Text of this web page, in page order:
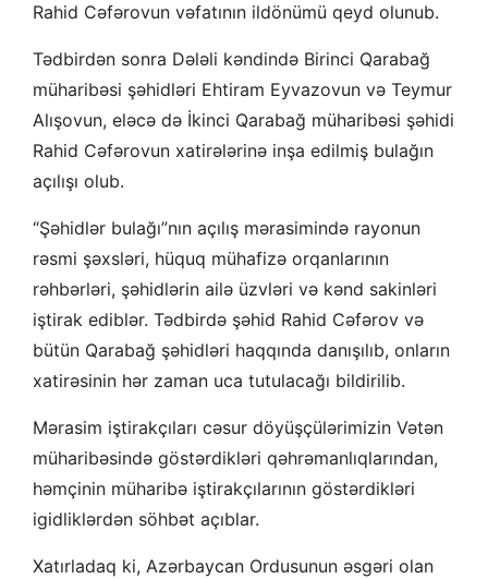
Rahid Cəfərovun vəfatının ildönümü qeyd olunub.
Tədbirdən sonra Dələli kəndində Birinci Qarabağ
müharibəsi şəhidləri Ehtiram Eyvazovun və Teymur
Alışovun, eləcə də İkinci Qarabağ müharibəsi şəhidi
Rahid Cəfərovun xatirələrinə inşa edilmiş bulağın
açılışı olub.
“Şəhidlər bulağı”nın açılış mərasimində rayonun
rəsmi şəxsləri, hüquq mühafizə orqanlarının
rəhbərləri, şəhidlərin ailə üzvləri və kənd sakinləri
iştirak ediblər. Tədbirdə şəhid Rahid Cəfərov və
bütün Qarabağ şəhidləri haqqında danışılıb, onların
xatirəsinin hər zaman uca tutulacağı bildirilib.
Mərasim iştirakçıları cəsur döyüşçülərimizin Vətən
müharibəsində göstərdikləri qəhrəmanlıqlarından,
həmçinin müharibə iştirakçılarının göstərdikləri
igidliklərdən söhbət açıblar.
Xatırladaq ki, Azərbaycan Ordusunun əsgəri olan